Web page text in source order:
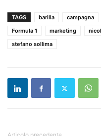
TAGS barilla campagna
Formula 1
marketing
stefano sollima